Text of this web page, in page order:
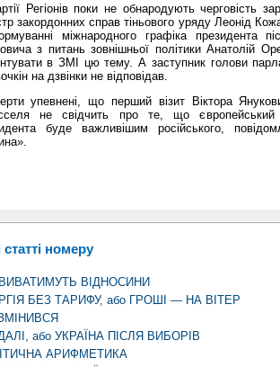
Регіонів поки не обнародують черговість
закордонних справ тіньового уряду Леонід
міжнародного графіка президента
з питань зовнішньої політики Анатолій
в ЗМІ цю тему. А заступник голови
на дзвінки не відповідав.
упевнені, що перший візит Віктора
не свідчить про те, що європейський
буде важливішим російського,
статті номеру
ВІДНОСИНИ
БЕЗ ТАРИФУ, або ГРОШІ — НА ВІТЕР
або УКРАЇНА ПІСЛЯ ВИБОРІВ
АРИФМЕТИКА